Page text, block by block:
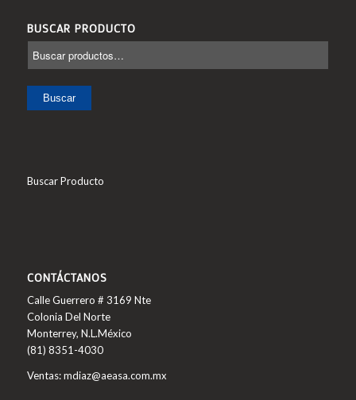
BUSCAR PRODUCTO
Buscar
Buscar Producto
CONTÁCTANOS
Calle Guerrero # 3169 Nte
Colonia Del Norte
Monterrey, N.L.México
(81) 8351-4030
Ventas: mdiaz@aeasa.com.mx